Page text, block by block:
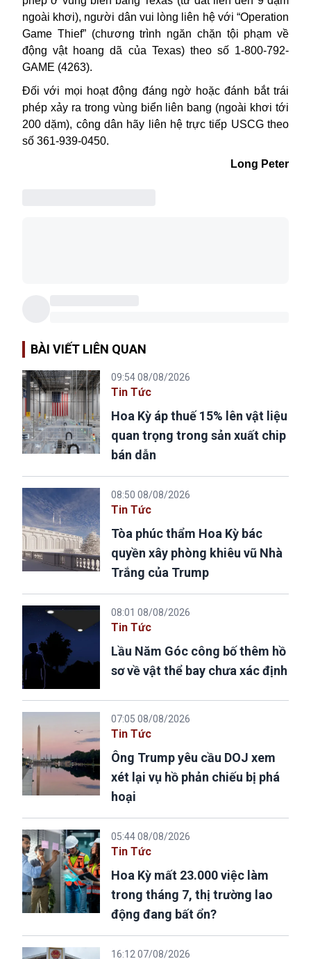
ngoài khơi), người dân vui lòng liên hệ với “Operation
Game Thief” (chương trình ngăn chặn tội phạm về
động vật hoang dã của Texas) theo số 1-800-792-
GAME (4263).
Đối với mọi hoạt động đáng ngờ hoặc đánh bắt trái
phép xảy ra trong vùng biển liên bang (ngoài khơi tới
200 dặm), công dân hãy liên hệ trực tiếp USCG theo
số 361-939-0450.
Long Peter
BÀI VIẾT LIÊN QUAN
09:54 08/08/2026
Tin Tức
Hoa Kỳ áp thuế 15% lên vật liệu
quan trọng trong sản xuất chip
bán dẫn
08:50 08/08/2026
Tin Tức
Tòa phúc thẩm Hoa Kỳ bác
quyền xây phòng khiêu vũ Nhà
Trắng của Trump
08:01 08/08/2026
Tin Tức
Lầu Năm Góc công bố thêm hồ
sơ về vật thể bay chưa xác định
07:05 08/08/2026
Tin Tức
Ông Trump yêu cầu DOJ xem
xét lại vụ hồ phản chiếu bị phá
hoại
05:44 08/08/2026
Tin Tức
Hoa Kỳ mất 23.000 việc làm
trong tháng 7, thị trường lao
động đang bất ổn?
16:12 07/08/2026